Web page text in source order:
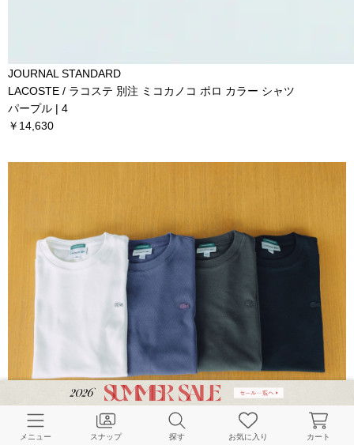
JOURNAL STANDARD
LACOSTE / ラコステ 別注 ミコカノコ ポロ カラー シャツ
パープル | 4
￥14,630
メニュー スナップ 探す お気に入り カート